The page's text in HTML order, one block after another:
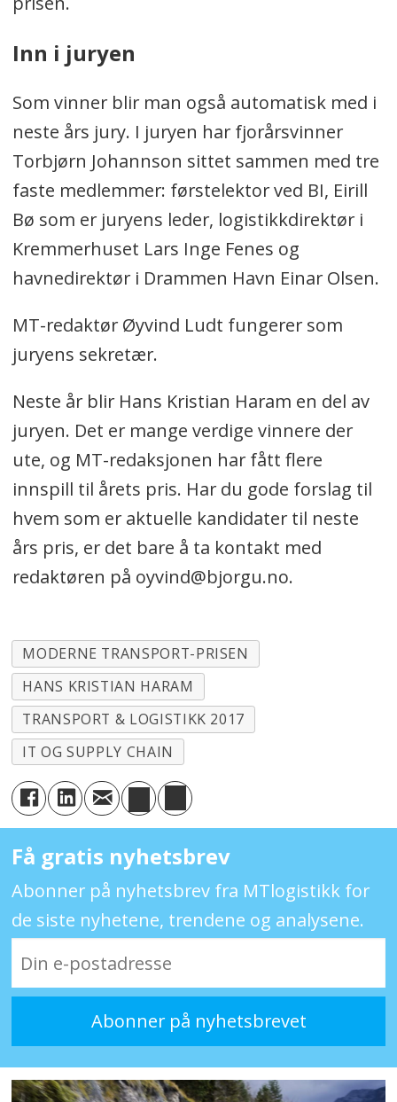
Inn i juryen
Som vinner blir man også automatisk med i
neste års jury. I juryen har fjorårsvinner
Torbjørn Johannson sittet sammen med tre
faste medlemmer: førstelektor ved BI, Eirill
Bø som er juryens leder, logistikkdirektør i
Kremmerhuset Lars Inge Fenes og
havnedirektør i Drammen Havn Einar Olsen.
MT-redaktør Øyvind Ludt fungerer som
juryens sekretær.
Neste år blir Hans Kristian Haram en del av
juryen. Det er mange verdige vinnere der
ute, og MT-redaksjonen har fått flere
innspill til årets pris. Har du gode forslag til
hvem som er aktuelle kandidater til neste
års pris, er det bare å ta kontakt med
redaktøren på oyvind@bjorgu.no.
MODERNE TRANSPORT-PRISEN
HANS KRISTIAN HARAM
TRANSPORT & LOGISTIKK 2017
IT OG SUPPLY CHAIN
Få gratis nyhetsbrev
Abonner på nyhetsbrev fra MTlogistikk for
de siste nyhetene, trendene og analysene.